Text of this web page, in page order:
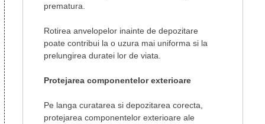
prematura.
Rotirea anvelopelor inainte de depozitare
poate contribui la o uzura mai uniforma si la
prelungirea duratei lor de viata.
Protejarea componentelor exterioare
Pe langa curatarea si depozitarea corecta,
protejarea componentelor exterioare ale